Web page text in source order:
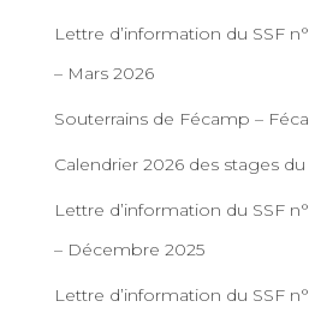
Lettre d’information du SSF
– Mars 2026
Souterrains de Fécamp –
Calendrier 2026 des stages du
Lettre d’information du SSF
– Décembre 2025
Lettre d’information du SSF